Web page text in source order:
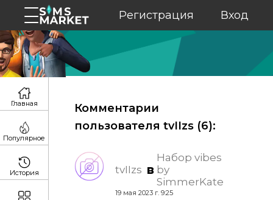
Регистрация Вход
Комментарии
пользователя tvIIzs (6):
tvIIzs в
Набор vibes
by
SimmerKate
19 мая 2023 г. 9:25
Главная
Популярное
История